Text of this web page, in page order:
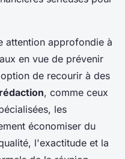
attention approfondie à
en vue de prévenir
de recourir à des
, comme ceux
les
économiser du
l'exactitude et la